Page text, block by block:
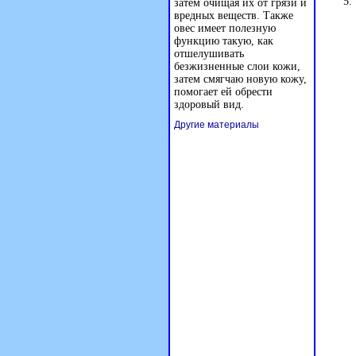
затем очищая их от грязи и
вредных веществ. Также
овес имеет полезную
функцию такую, как
отшелушивать
безжизненные слои кожи,
затем смягчаю новую кожу,
помогает ей обрести
здоровый вид.
Другие материалы